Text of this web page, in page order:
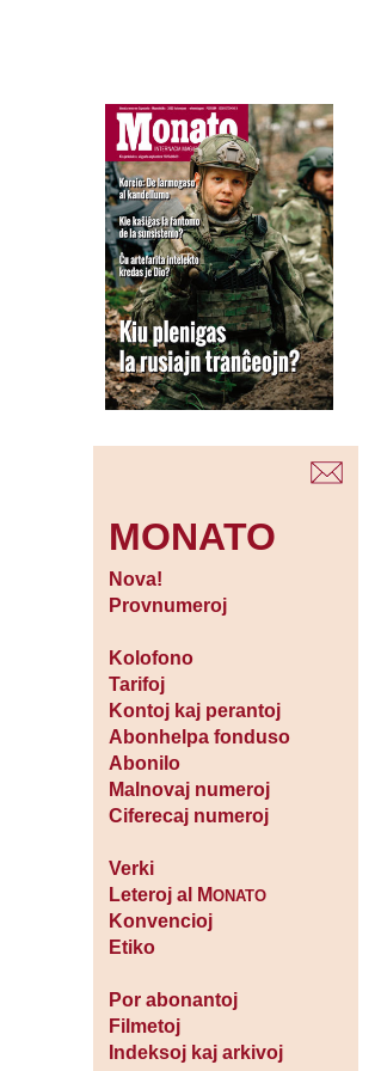
MONATO
Nova!
Provnumeroj
Kolofono
Tarifoj
Kontoj kaj perantoj
Abonhelpa fonduso
Abonilo
Malnovaj numeroj
Ciferecaj numeroj
Verki
Leteroj al MONATO
Konvencioj
Etiko
Por abonantoj
Filmetoj
Indeksoj kaj arkivoj